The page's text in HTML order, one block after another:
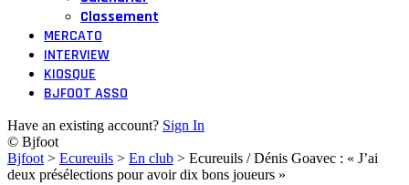
Classement
MERCATO
INTERVIEW
KIOSQUE
BJFOOT ASSO
Have an existing account? Sign In
© Bjfoot
Bjfoot > Ecureuils > En club > Ecureuils / Dénis Goavec : « J’ai
deux présélections pour avoir dix bons joueurs »